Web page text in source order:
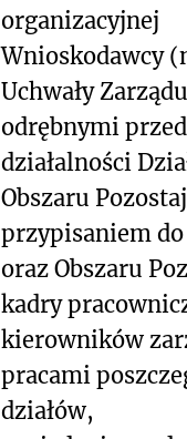
organizacyjnej
Wnioskodawcy
Uchwały
odrębnymi
działalności
Obszaru
przypisaniem do
oraz Obszaru
kadry
kierowników
pracami
działów,